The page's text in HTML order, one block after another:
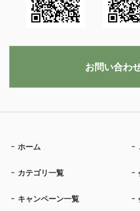
ホーム
カテゴリ一覧
キャンペーン一覧
お問い合わ